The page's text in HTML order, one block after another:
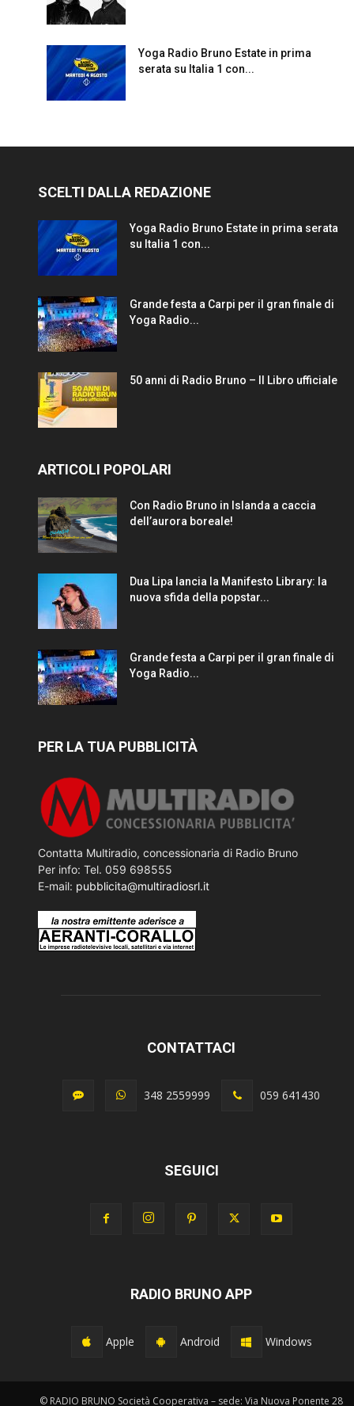
Yoga Radio Bruno Estate in prima
serata su Italia 1 con...
SCELTI DALLA REDAZIONE
Yoga Radio Bruno Estate in prima serata
su Italia 1 con...
Grande festa a Carpi per il gran finale di
Yoga Radio...
50 anni di Radio Bruno – Il Libro ufficiale
ARTICOLI POPOLARI
Con Radio Bruno in Islanda a caccia
dell’aurora boreale!
Dua Lipa lancia la Manifesto Library: la
nuova sfida della popstar...
Grande festa a Carpi per il gran finale di
Yoga Radio...
PER LA TUA PUBBLICITÀ
Contatta Multiradio, concessionaria di Radio Bruno
Per info: Tel. 059 698555
E-mail: pubblicita@multiradiosrl.it
CONTATTACI
348 2559999 059 641430
SEGUICI
RADIO BRUNO APP
Apple Android Windows
© RADIO BRUNO Società Cooperativa – sede: Via Nuova Ponente 28